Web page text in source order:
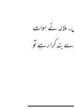
نے سوات
بند کرا رہے تو